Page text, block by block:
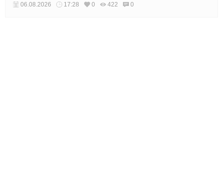
06.08.2026 17:28 0 422 0